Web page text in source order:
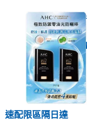
速配限區隔日達